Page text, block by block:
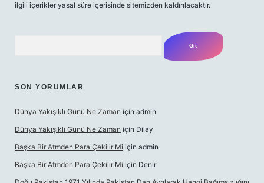
ilgili içerikler yasal süre içerisinde sitemizden kaldırılacaktır.
SON YORUMLAR
Dünya Yakışıklı Günü Ne Zaman için admin
Dünya Yakışıklı Günü Ne Zaman için Dilay
Başka Bir Atmden Para Çekilir Mi için admin
Başka Bir Atmden Para Çekilir Mi için Denir